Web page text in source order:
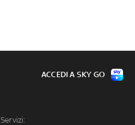
Servizi:
ACCEDI A SKY GO